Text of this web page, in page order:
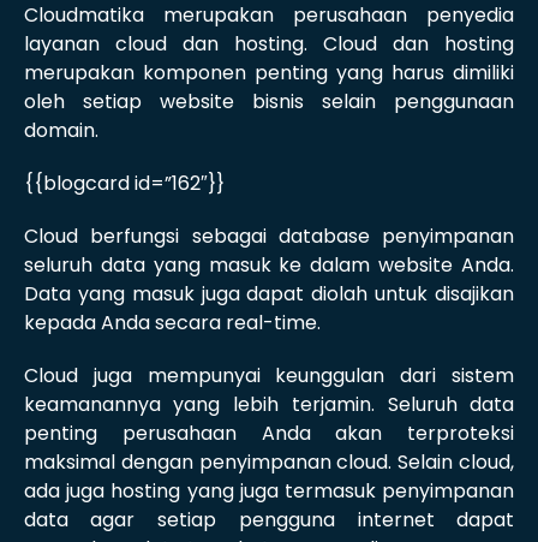
Cloudmatika merupakan perusahaan penyedia
layanan cloud dan hosting. Cloud dan hosting
merupakan komponen penting yang harus dimiliki
oleh setiap website bisnis selain penggunaan
domain.
{{blogcard id=”162″}}
Cloud berfungsi sebagai database penyimpanan
seluruh data yang masuk ke dalam website Anda.
Data yang masuk juga dapat diolah untuk disajikan
kepada Anda secara real-time.
Cloud juga mempunyai keunggulan dari sistem
keamanannya yang lebih terjamin. Seluruh data
penting perusahaan Anda akan terproteksi
maksimal dengan penyimpanan cloud. Selain cloud,
ada juga hosting yang juga termasuk penyimpanan
data agar setiap pengguna internet dapat